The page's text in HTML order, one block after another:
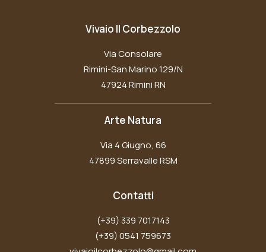
Vivaio Il Corbezzolo
Via Consolare
Rimini-San Marino 129/N
47924 Rimini RN
Arte Natura
Via 4 Giugno, 66
47899 Serravalle RSM
Contatti
(+39) 339 7017143
(+39) 0541 759673